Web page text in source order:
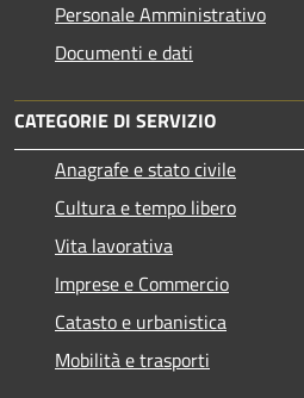
Personale Amministrativo
Documenti e dati
CATEGORIE DI SERVIZIO
Anagrafe e stato civile
Cultura e tempo libero
Vita lavorativa
Imprese e Commercio
Catasto e urbanistica
Mobilità e trasporti